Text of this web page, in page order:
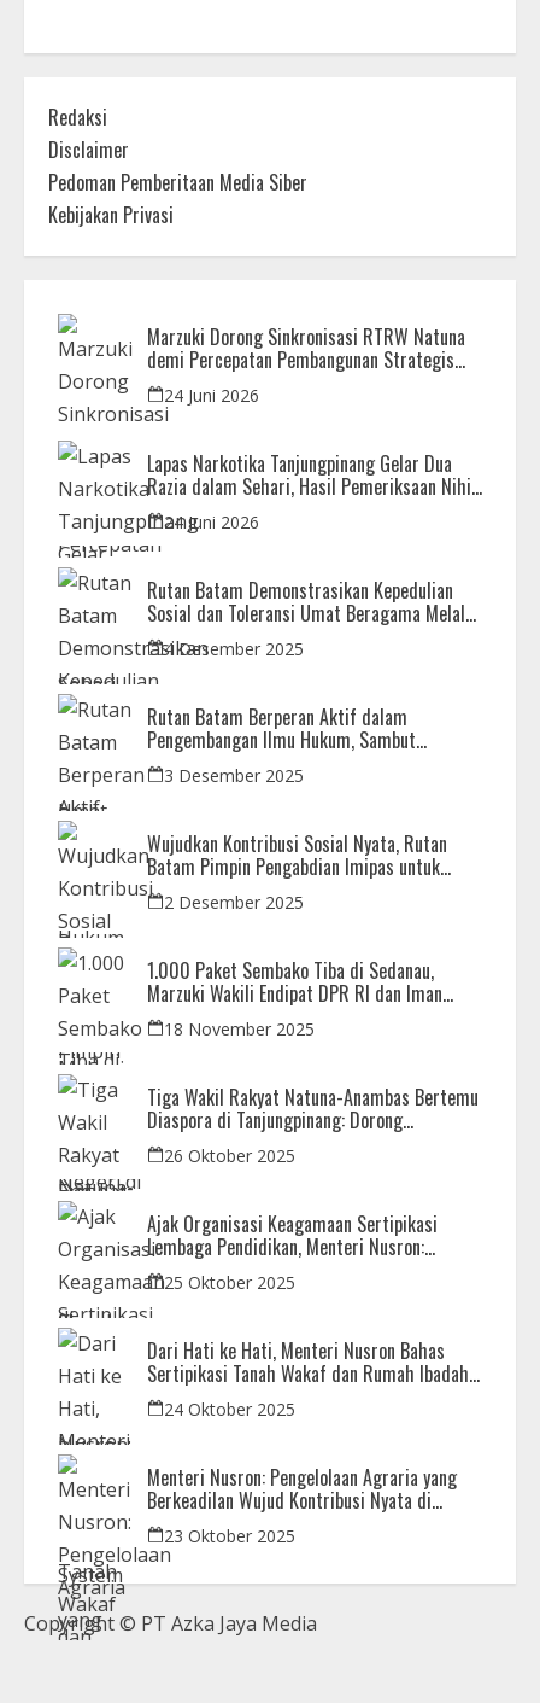
Redaksi
Disclaimer
Pedoman Pemberitaan Media Siber
Kebijakan Privasi
Marzuki Dorong Sinkronisasi RTRW Natuna
demi Percepatan Pembangunan Strategis
Daerah
24 Juni 2026
Lapas Narkotika Tanjungpinang Gelar Dua
Razia dalam Sehari, Hasil Pemeriksaan Nihil
Barang Terlarang
24 Juni 2026
Rutan Batam Demonstrasikan Kepedulian
Sosial dan Toleransi Umat Beragama Melalui
Doa Bersama Korban Bencana
4 Desember 2025
Rutan Batam Berperan Aktif dalam
Pengembangan Ilmu Hukum, Sambut
Kunjungan Observasi Mahasiswa UIB
3 Desember 2025
Wujudkan Kontribusi Sosial Nyata, Rutan
Batam Pimpin Pengabdian Imipas untuk
Negeri di Masjid Syahrom Ba’dawi
2 Desember 2025
1.000 Paket Sembako Tiba di Sedanau,
Marzuki Wakili Endipat DPR RI dan Iman
Sutiawan Kawal Reses di Natuna
18 November 2025
Tiga Wakil Rakyat Natuna-Anambas Bertemu
Diaspora di Tanjungpinang: Dorong
Pemekaran Provinsi dan Jamin Pemerataan
Pembangunan
26 Oktober 2025
Ajak Organisasi Keagamaan Sertipikasi
Lembaga Pendidikan, Menteri Nusron:
Sebagai Early Warning System
25 Oktober 2025
Dari Hati ke Hati, Menteri Nusron Bahas
Sertipikasi Tanah Wakaf dan Rumah Ibadah
di Kaltim
24 Oktober 2025
Menteri Nusron: Pengelolaan Agraria yang
Berkeadilan Wujud Kontribusi Nyata di
Setahun Pemerintahan Prabowo-Gibran
23 Oktober 2025
Copyright © PT Azka Jaya Media